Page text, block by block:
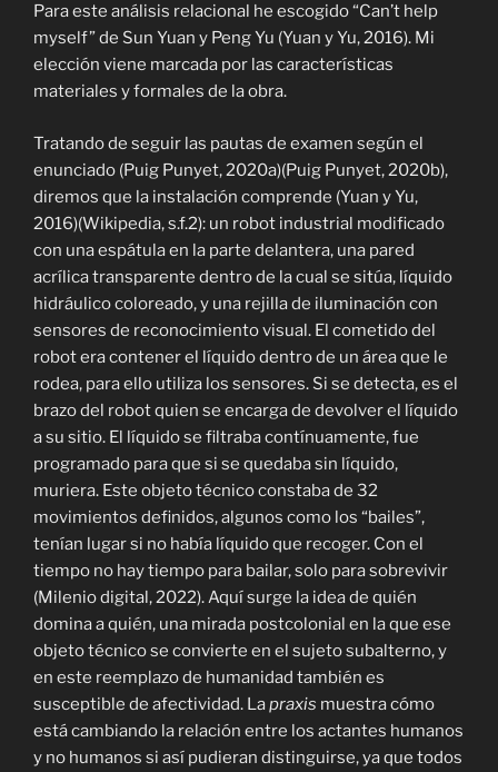
Para este análisis relacional he escogido “Can’t help
myself” de Sun Yuan y Peng Yu (Yuan y Yu, 2016). Mi
elección viene marcada por las características
materiales y formales de la obra.
Tratando de seguir las pautas de examen según el
enunciado (Puig Punyet, 2020a)(Puig Punyet, 2020b),
diremos que la instalación comprende (Yuan y Yu,
2016)(Wikipedia, s.f.2): un robot industrial modificado
con una espátula en la parte delantera, una pared
acrílica transparente dentro de la cual se sitúa, líquido
hidráulico coloreado, y una rejilla de iluminación con
sensores de reconocimiento visual. El cometido del
robot era contener el líquido dentro de un área que le
rodea, para ello utiliza los sensores. Si se detecta, es el
brazo del robot quien se encarga de devolver el líquido
a su sitio. El líquido se filtraba contínuamente, fue
programado para que si se quedaba sin líquido,
muriera. Este objeto técnico constaba de 32
movimientos definidos, algunos como los “bailes”,
tenían lugar si no había líquido que recoger. Con el
tiempo no hay tiempo para bailar, solo para sobrevivir
(Milenio digital, 2022). Aquí surge la idea de quién
domina a quién, una mirada postcolonial en la que ese
objeto técnico se convierte en el sujeto subalterno, y
en este reemplazo de humanidad también es
susceptible de afectividad. Lapraxis muestra cómo
está cambiando la relación entre los actantes humanos
y no humanos si así pudieran distinguirse, ya que todos